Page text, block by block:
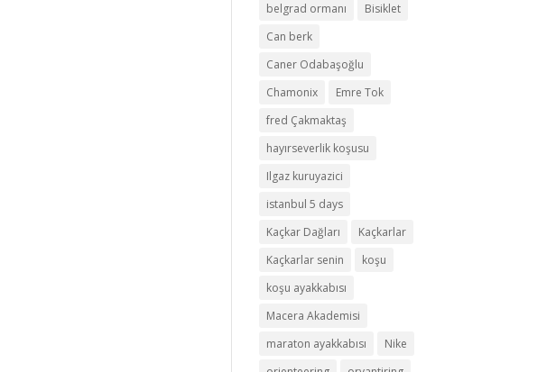
belgrad ormanı
Bisiklet
Can berk
Caner Odabaşoğlu
Chamonix
Emre Tok
fred Çakmaktaş
hayırseverlik koşusu
Ilgaz kuruyazici
istanbul 5 days
Kaçkar Dağları
Kaçkarlar
Kaçkarlar senin
koşu
koşu ayakkabısı
Macera Akademisi
maraton ayakkabısı
Nike